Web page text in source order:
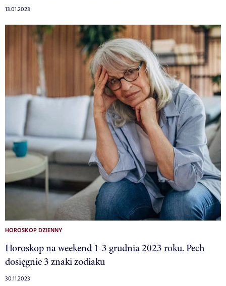
13.01.2023
HOROSKOP DZIENNY
Horoskop na weekend 1-3 grudnia 2023 roku. Pech
dosięgnie 3 znaki zodiaku
30.11.2023